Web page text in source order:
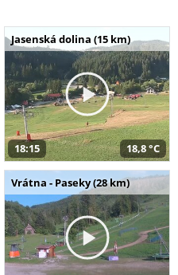
Jasenská dolina (15 km)
18:15 18,8 °C
Vrátna - Paseky (28 km)